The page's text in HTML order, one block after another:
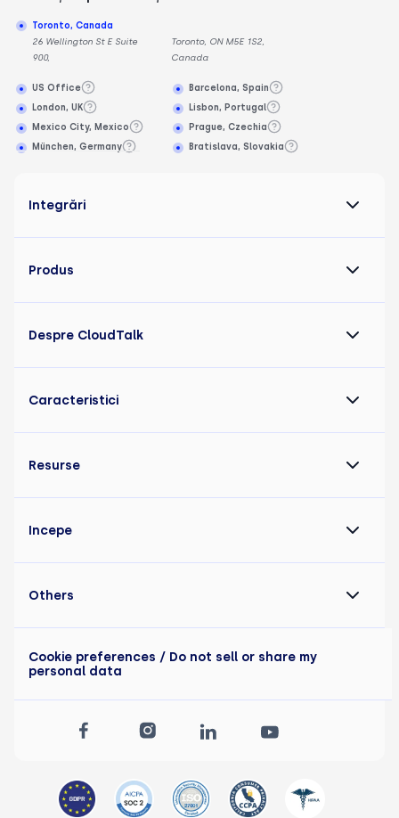
Toronto, Canada
26 Wellington St E Suite
900,
Toronto, ON M5E 1S2,
Canada
US Office
London, UK
Mexico City, Mexico
München, Germany
Barcelona, Spain
Lisbon, Portugal
Prague, Czechia
Bratislava, Slovakia
Integrări
Produs
Despre CloudTalk
Caracteristici
Resurse
Incepe
Others
Cookie preferences / Do not sell or share my
personal data